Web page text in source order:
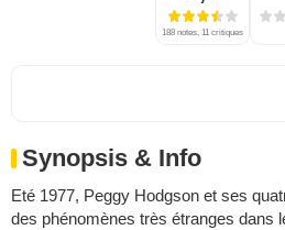
188 notes, 11 critiques
Synopsis & Info
Eté 1977, Peggy Hodgson et ses
des phénomènes très étranges dans